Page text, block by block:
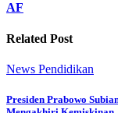
AF
Related Post
News Pendidikan
Presiden Prabowo